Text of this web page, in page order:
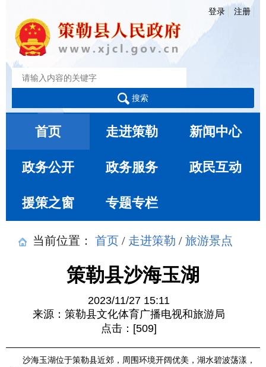
登录 注册
搜索
首页 走进策勒 新闻中心
政务公开 政务服务 政民互动
援策之窗 专题专栏
当前位置： 首页 / 走进策勒 / 旅游景点
策勒县沙海玉湖
2023/11/27 15:11
来源：策勒县文化体育广播电视和旅游局
点击：[509]
沙海玉湖位于策勒县近郊，周围环境开阔优美，湖水碧波荡漾，